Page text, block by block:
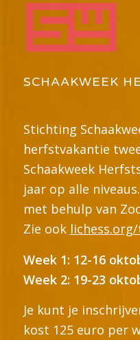
SCHAAKWEEK
Stichting
herfstvakantie
Schaakweek
jaar op alle
met behulp van
Zie ook
Week 1: 12-16
Week 2: 19-23
Je kunt je
kost 125 euro per